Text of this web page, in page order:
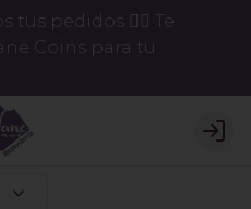
tus pedidos 👉🏻 Te
Coins para tu